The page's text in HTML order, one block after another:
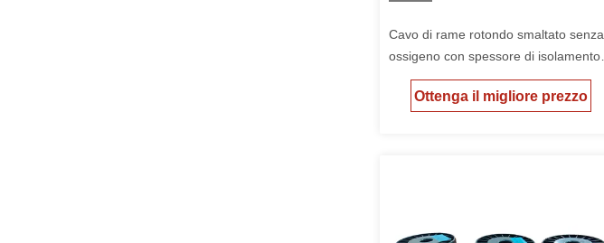
Cavo di rame rotondo smaltato senza
ossigeno con spessore di isolamento
di 0,01 mm-0,5 mm e resistenza del
conduttore affidabile
Ottenga il migliore prezzo